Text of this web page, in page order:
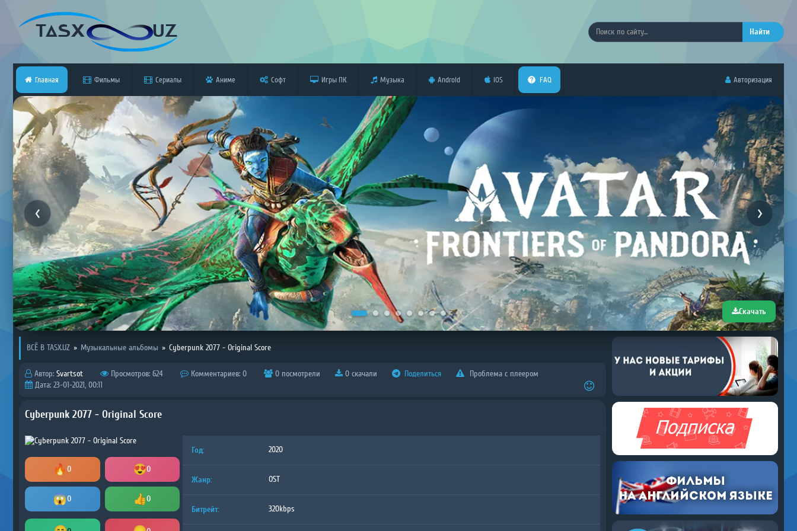
Найти
Главная Фильмы Сериалы Аниме Софт Игры ПК Музыка Android iOS FAQ Авторизация
Скачать
ВСЁ В TASX.UZ » Музыкальные альбомы » Cyberpunk 2077 - Original Score
Автор: Svartsot Просмотров: 624 Комментариев: 0 0 посмотрели 0 скачали Поделиться
Проблема с плеером
Дата: 23-01-2021, 00:11
Cyberpunk 2077 - Original Score
0 0
0 0
Год: 2020
Жанр: OST
Битрейт: 320kbps